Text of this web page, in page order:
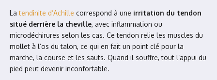
Latendinite d’Achille correspond à une irritation du tendon
situé derrière la cheville, avec inflammation ou
microdéchirures selon les cas. Ce tendon relie les muscles du
mollet à l’os du talon, ce qui en fait un point clé pour la
marche, la course et les sauts. Quand il souffre, tout l’appui du
pied peut devenir inconfortable.